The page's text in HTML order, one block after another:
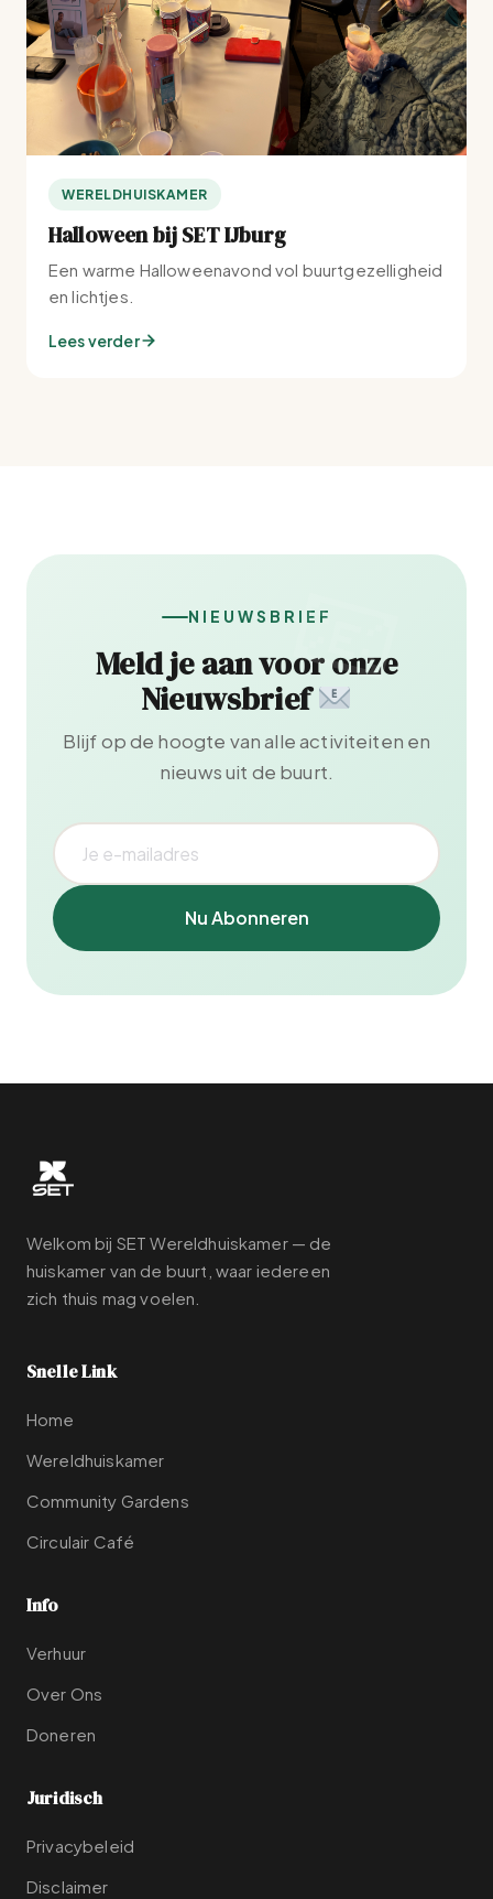
WERELDHUISKAMER
Halloween bij SET IJburg
Een warme Halloweenavond vol buurtgezelligheid
en lichtjes.
Lees verder
NIEUWSBRIEF
Meld je aan voor onze
Nieuwsbrief
Blijf op de hoogte van alle activiteiten en
nieuws uit de buurt.
Nu Abonneren
Welkom bij SET Wereldhuiskamer — de
huiskamer van de buurt, waar iedereen
zich thuis mag voelen.
Snelle Link
Home
Wereldhuiskamer
Community Gardens
Circulair Café
Info
Verhuur
Over Ons
Doneren
Juridisch
Privacybeleid
Disclaimer